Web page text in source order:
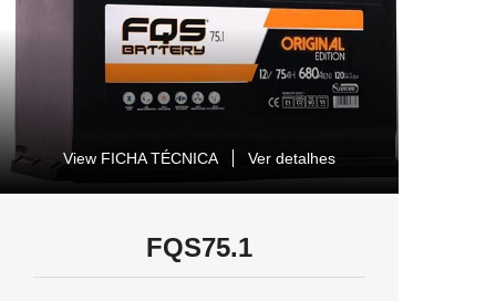
View FICHA TÉCNICA Ver detalhes
FQS75.1